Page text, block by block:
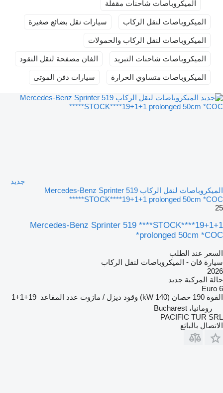
الميكروباصات شاحنات مقفلة
الميكروباصات لنقل الركاب سيارات نقل بضائع صغيرة
الميكروباصات لنقل الركاب والحمولات
الميكروباصات شاحنات التبريد الفان مصفحة لنقل النقود
الميكروباصات متساوي الحرارة سيارات دفن الموتى
جديد
الميكروباصات لنقل الركاب Mercedes-Benz Sprinter 519
****STOCK****19+1+1 prolonged 50cm *COC*
25
Mercedes-Benz Sprinter 519 ****STOCK****19+1+1
prolonged 50cm *COC*
السعر عند الطلب
سيارة فان - الميكروباصات لنقل الركاب
2026
حالة المركبة جديد
Euro 6
القوة 190 حصان (140 kW) وقود ديزل / مازوت عدد المقاعد 19+1+1
رومانيا، Bucharest
PACIFIC TUR SRL
الاتصال بالبائع